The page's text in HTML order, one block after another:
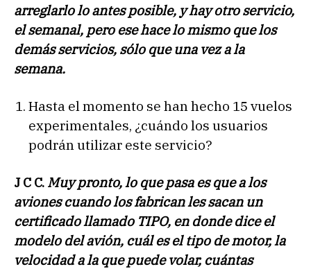
arreglarlo lo antes posible, y hay otro servicio,
el semanal, pero ese hace lo mismo que los
demás servicios, sólo que una vez a la
semana.
Hasta el momento se han hecho 15 vuelos
experimentales, ¿cuándo los usuarios
podrán utilizar este servicio?
J C C. Muy pronto, lo que pasa es que a los
aviones cuando los fabrican les sacan un
certificado llamado TIPO, en donde dice el
modelo del avión, cuál es el tipo de motor, la
velocidad a la que puede volar, cuántas